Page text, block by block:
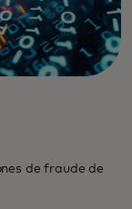
de fraude de